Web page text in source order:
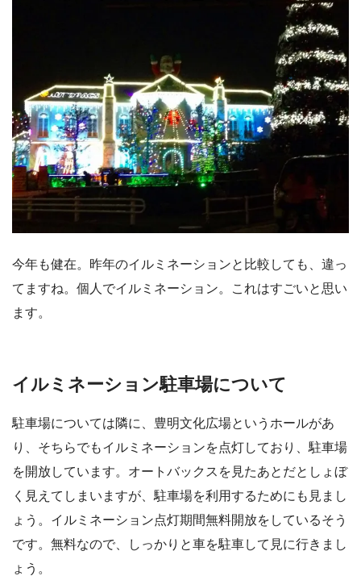
今年も健在。昨年のイルミネーションと比較しても、違っ
てますね。個人でイルミネーション。これはすごいと思い
ます。
イルミネーション駐車場について
駐車場については隣に、豊明文化広場というホールがあ
り、そちらでもイルミネーションを点灯しており、駐車場
を開放しています。オートバックスを見たあとだとしょぼ
く見えてしまいますが、駐車場を利用するためにも見まし
ょう。イルミネーション点灯期間無料開放をしているそう
です。無料なので、しっかりと車を駐車して見に行きまし
ょう。